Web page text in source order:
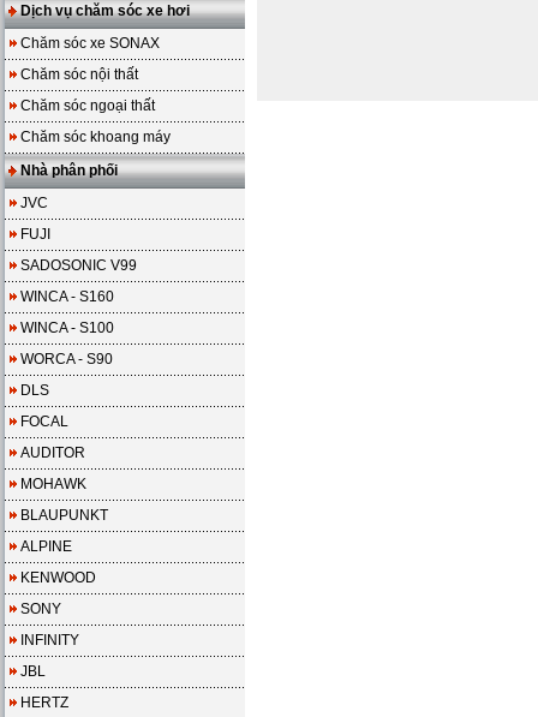
Dịch vụ chăm sóc xe hơi
Chăm sóc xe SONAX
Chăm sóc nội thất
Chăm sóc ngoại thất
Chăm sóc khoang máy
Nhà phân phối
JVC
FUJI
SADOSONIC V99
WINCA - S160
WINCA - S100
WORCA - S90
DLS
FOCAL
AUDITOR
MOHAWK
BLAUPUNKT
ALPINE
KENWOOD
SONY
INFINITY
JBL
HERTZ